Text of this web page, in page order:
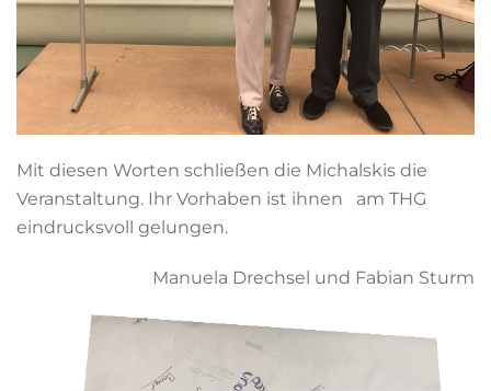
Mit diesen Worten schließen die Michalskis die
Veranstaltung. Ihr Vorhaben ist ihnen am THG
eindrucksvoll gelungen.
Manuela Drechsel und Fabian Sturm